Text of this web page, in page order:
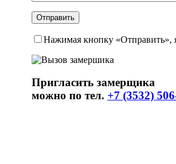
Нажимая кнопку «Отправить»,
Пригласить замерщика
можно по тел. +7 (3532)